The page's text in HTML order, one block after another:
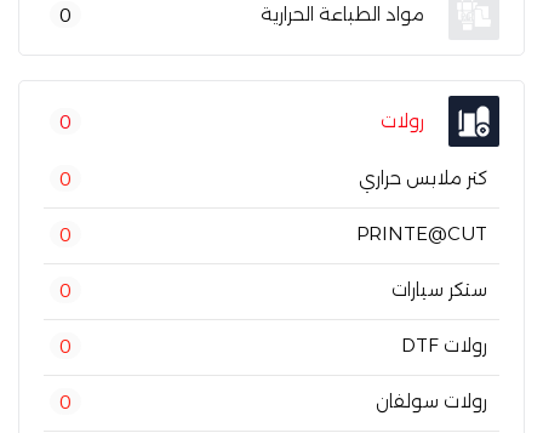
مواد الطباعة الحرارية 0
رولات 0
كتر ملابس حراري 0
PRINTE@CUT
0
ستكر سيارات 0
رولات DTF 0
رولات سولفان 0